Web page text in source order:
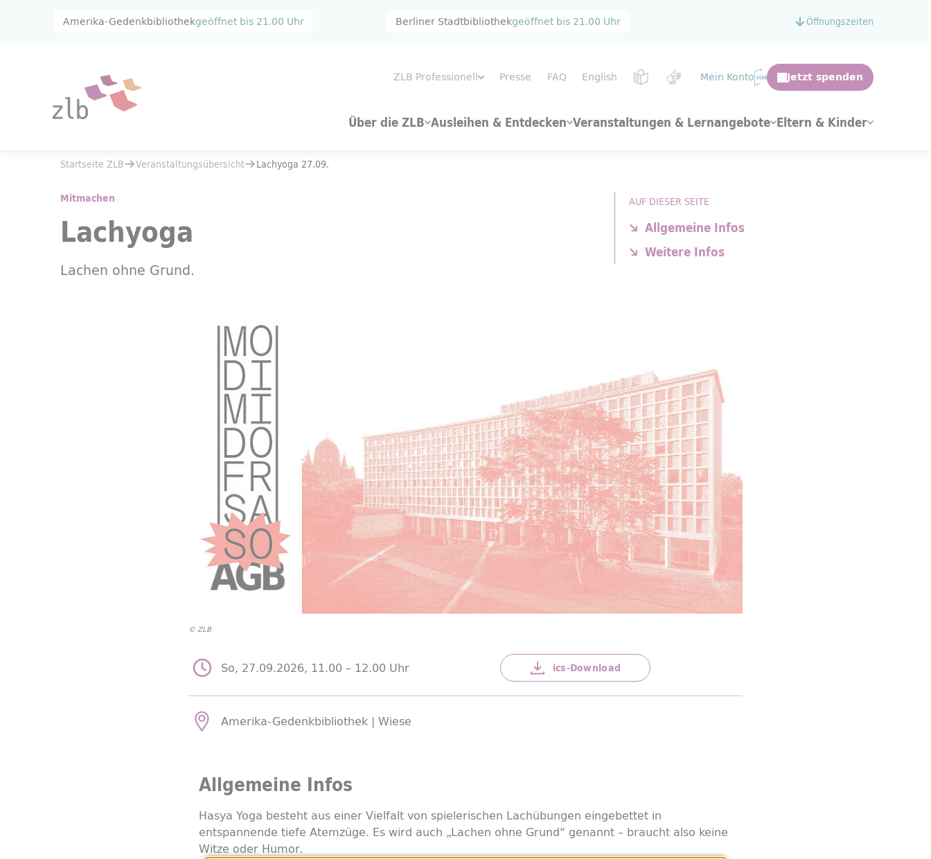
Zum Hauptinhalt springen Zur Suche springen
Amerika-Gedenkbibliothekgeöffnet bis 21.00 Uhr Berliner Stadtbibliothekgeöffnet bis 21.00 Uhr Öffnungszeiten
ZLB Professionell Presse FAQ English Mein Konto
Über die ZLB Ausleihen & Entdecken Veranstaltungen & Lernangebote Eltern & Kinder
Veranstaltungsübersicht
Lachyoga 27.09.Sie befinden sich hier:
Startseite ZLB Veranstaltungsübersicht Lachyoga 27.09.
Mitmachen
Lachyoga
Lachen ohne Grund.
AUF DIESER SEITE
Allgemeine Infos
Weitere Infos
© ZLB
So, 27.09.2026, 11.00 – 12.00 Uhr ics-Download
Amerika-Gedenkbibliothek | Wiese
Allgemeine Infos
Hasya Yoga besteht aus einer Vielfalt von spielerischen Lachübungen eingebettet in
entspannende tiefe Atemzüge. Es wird auch „Lachen ohne Grund“ genannt – braucht also keine
Witze oder Humor.